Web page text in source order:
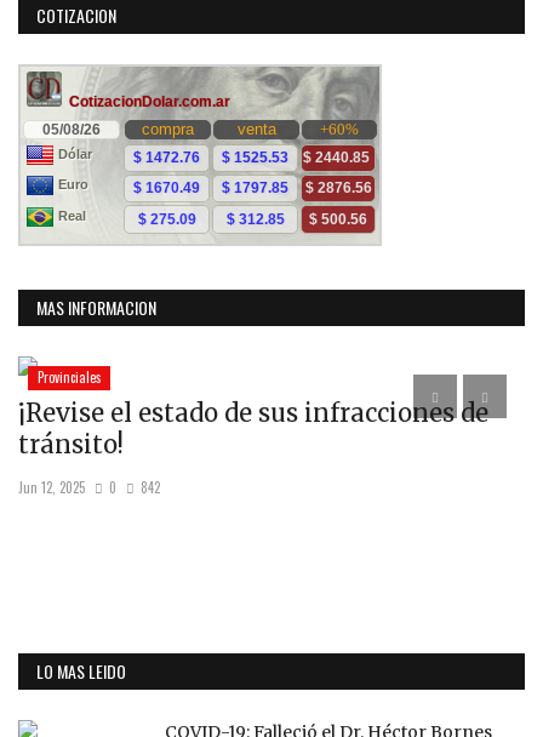
COTIZACION
MAS INFORMACION
Provinciales
¡Revise el estado de sus infracciones de
tránsito!
Jun 12, 2025 0 842
LO MAS LEIDO
COVID-19: Falleció el Dr. Héctor Bornes